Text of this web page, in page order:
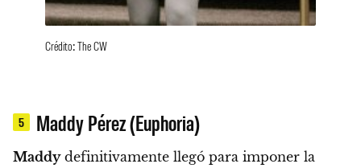
Crédito: The CW
5 Maddy Pérez (Euphoria)
Maddydefinitivamente llegó para imponer la